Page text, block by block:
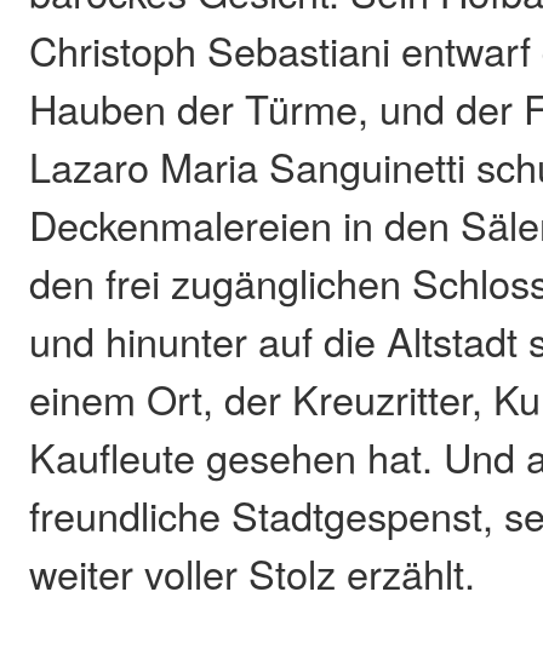
Christoph Sebastiani
Hauben der Türme, und der
Lazaro Maria Sanguinetti
Deckenmalereien in den
den frei zugänglichen
und hinunter auf die Altstadt
einem Ort, der Kreuzritter,
Kaufleute gesehen hat. Und
freundliche Stadtgespenst,
weiter voller Stolz erzählt.